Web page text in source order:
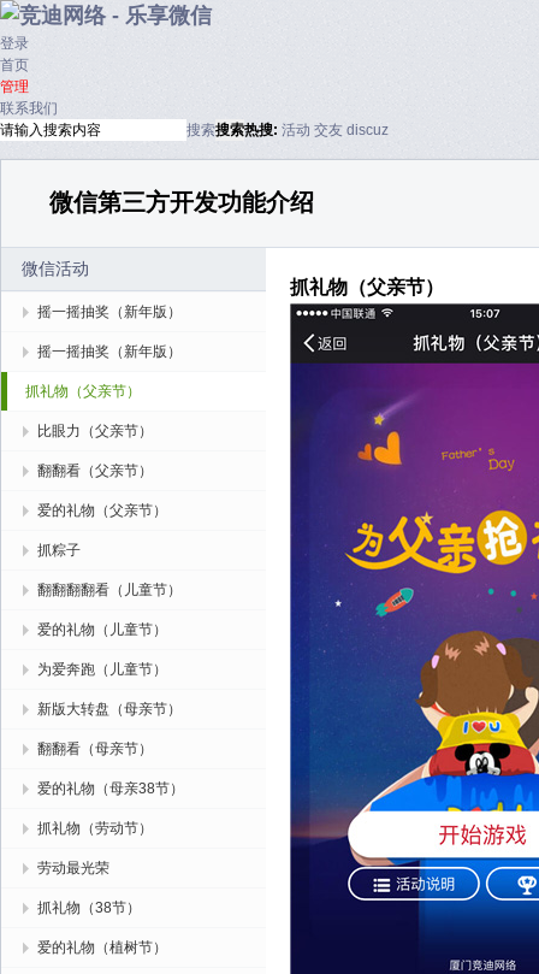
登录
首页
管理
联系我们
搜索搜索热搜: 活动 交友 discuz
微信第三方开发功能介绍
微信活动
摇一摇抽奖（新年版）
摇一摇抽奖（新年版）
抓礼物（父亲节）
比眼力（父亲节）
翻翻看（父亲节）
爱的礼物（父亲节）
抓粽子
翻翻翻翻看（儿童节）
爱的礼物（儿童节）
为爱奔跑（儿童节）
新版大转盘（母亲节）
翻翻看（母亲节）
爱的礼物（母亲38节）
抓礼物（劳动节）
劳动最光荣
抓礼物（38节）
爱的礼物（植树节）
抓礼物（父亲节）